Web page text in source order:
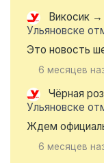
Викосик →
Ульяновске
Это новость
6 месяцев
Чёрная
Ульяновске
Ждем
6 месяцев